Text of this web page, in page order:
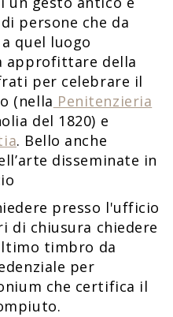
persone che da
quel luogo
approfittare della
per celebrare il
(nella Penitenzieria
del 1820) e
. Bello anche
disseminate in
presso l'ufficio
di chiusura chiedere
timbro da
per
che certifica il